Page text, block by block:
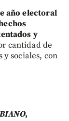
año electoral
y
cantidad de
y sociales, con
,